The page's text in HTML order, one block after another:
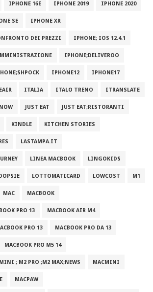
IPHONE 16E IPHONE 2019 IPHONE 2020
SE IPHONE XR
DEI PREZZI IPHONE; IOS 12.4.1
IPHONE;DELIVEROO
IPHONE12 IPHONE17
ITALIA ITALO TRENO ITRANSLATE
JUST EAT JUST EAT;RISTORANTI
KINDLE KITCHEN STORIES
LASTAMPA.IT
LINEA MACBOOK LINGOKIDS
LOTTOMATICARD LOWCOST M1
MAC MACBOOK
PRO 13 MACBOOK AIR M4
PRO 13 MACBOOK PRO DA 13
MACBOOK PRO M5 14
; M2 PRO ;M2 MAX;NEWS MACMINI
MACPAW